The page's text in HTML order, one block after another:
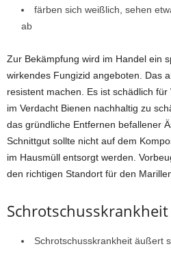
färben sich weißlich, sehen
ab
Zur Bekämpfung wird im Handel ein
wirkendes Fungizid angeboten. Das
resistent machen. Es ist schädlich
im Verdacht Bienen nachhaltig zu
das gründliche Entfernen befallener
Schnittgut sollte nicht auf dem
im Hausmüll entsorgt werden.
den richtigen Standort für den
Schrotschusskrankheit
Schrotschusskrankheit äußert